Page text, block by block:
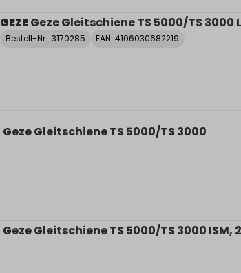
GEZEGeze Gleitschiene TS 5000/TS
Bestell-Nr.: 3170285 EAN: 4106030682219
Geze Gleitschiene TS 5000/TS 3000
Geze Gleitschiene TS 5000/TS 3000